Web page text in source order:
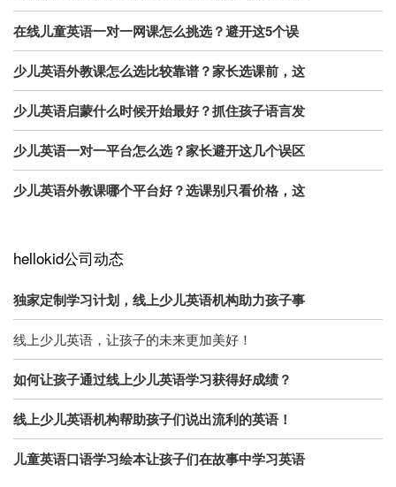
在线儿童英语一对一网课怎么挑选？避开这5个误
少儿英语外教课怎么选比较靠谱？家长选课前，这
少儿英语启蒙什么时候开始最好？抓住孩子语言发
少儿英语一对一平台怎么选？家长避开这几个误区
少儿英语外教课哪个平台好？选课别只看价格，这
hellokid公司动态
独家定制学习计划，线上少儿英语机构助力孩子事
线上少儿英语，让孩子的未来更加美好！
如何让孩子通过线上少儿英语学习获得好成绩？
线上少儿英语机构帮助孩子们说出流利的英语！
儿童英语口语学习绘本让孩子们在故事中学习英语